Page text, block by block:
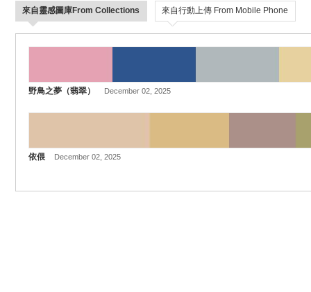
來自靈感圖庫From Collections 來自行動上傳 From Mobile Phone
野鳥之夢（翡翠） December 02, 2025
依偎 December 02, 2025